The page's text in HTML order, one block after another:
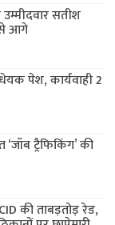
सतीश
से आगे
पेश, कार्यवाही 2
ट्रैफिकिंग’ की
की ताबड़तोड़ रेड,